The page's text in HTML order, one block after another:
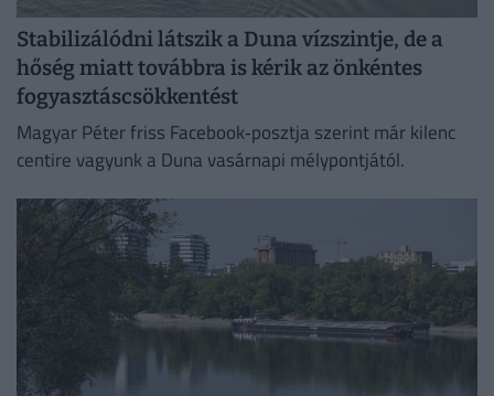
Stabilizálódni látszik a Duna vízszintje, de a
hőség miatt továbbra is kérik az önkéntes
fogyasztáscsökkentést
Magyar Péter friss Facebook‑posztja szerint már kilenc
centire vagyunk a Duna vasárnapi mélypontjától.